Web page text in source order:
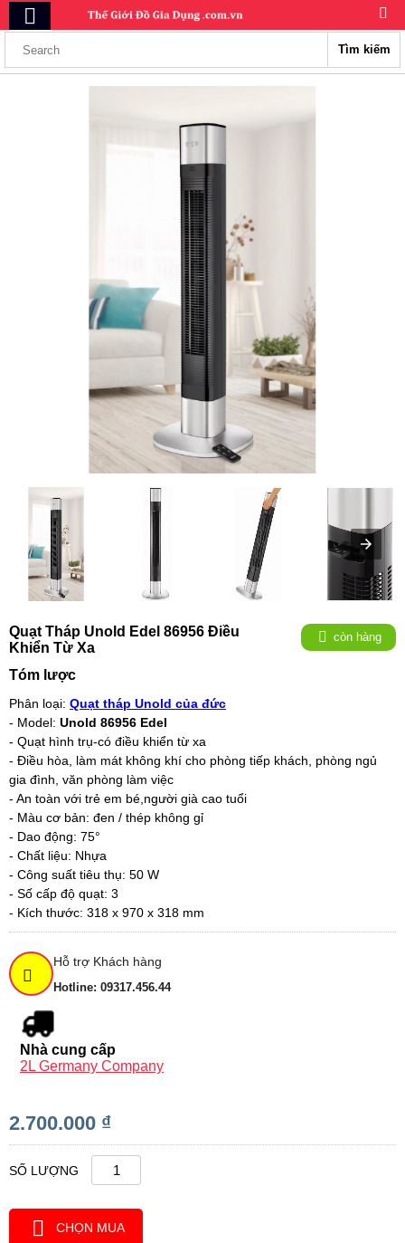
Tìm kiếm
Quạt Tháp Unold Edel 86956 Điều
Khiển Từ Xa
còn hàng
Tóm lược
Phân loại: Quạt tháp Unold của đức
- Model: Unold 86956 Edel
- Quạt hình trụ-có điều khiển từ xa
- Điều hòa, làm mát không khí cho phòng tiếp khách, phòng ngủ
gia đình, văn phòng làm việc
- An toàn với trẻ em bé,người già cao tuổi
- Màu cơ bản: đen / thép không gỉ
- Dao động: 75°
- Chất liệu: Nhựa
- Công suất tiêu thụ: 50 W
- Số cấp độ quạt: 3
- Kích thước: 318 x 970 x 318 mm
Hỗ trợ Khách hàng
Hotline: 09317.456.44
Nhà cung cấp
2L Germany Company
2.700.000 ₫
SỐ LƯỢNG
CHỌN MUA